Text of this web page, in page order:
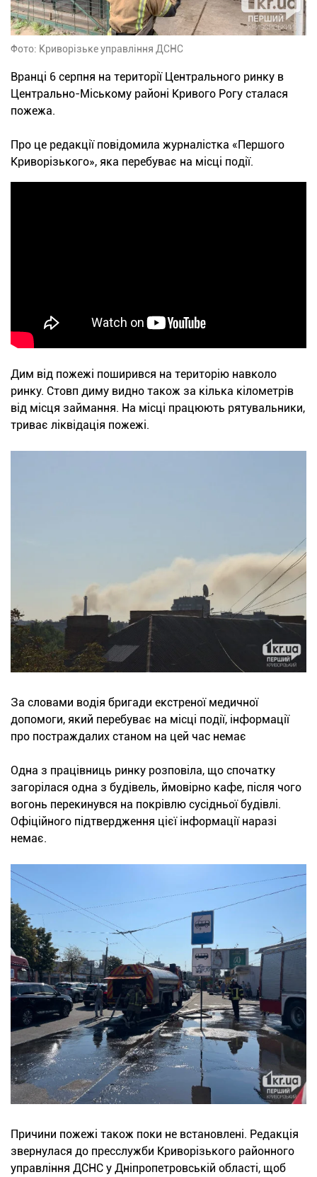
Фото: Криворізьке управління ДСНС
Вранці 6 серпня на території Центрального ринку в
Центрально-Міському районі Кривого Рогу сталася
пожежа.
Про це редакції повідомила журналістка «Першого
Криворізького», яка перебуває на місці події.
Дим від пожежі поширився на територію навколо
ринку. Стовп диму видно також за кілька кілометрів
від місця займання. На місці працюють рятувальники,
триває ліквідація пожежі.
За словами водія бригади екстреної медичної
допомоги, який перебуває на місці події, інформації
про постраждалих станом на цей час немає
Одна з працівниць ринку розповіла, що спочатку
загорілася одна з будівель, ймовірно кафе, після чого
вогонь перекинувся на покрівлю сусідньої будівлі.
Офіційного підтвердження цієї інформації наразі
немає.
Причини пожежі також поки не встановлені. Редакція
звернулася до пресслужби Криворізького районного
управління ДСНС у Дніпропетровській області, щоб